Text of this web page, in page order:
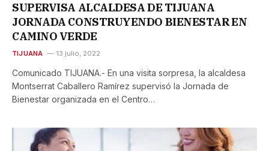
SUPERVISA ALCALDESA DE TIJUANA
JORNADA CONSTRUYENDO BIENESTAR EN
CAMINO VERDE
TIJUANA 13 julio, 2022
Comunicado TIJUANA.- En una visita sorpresa, la alcaldesa
Montserrat Caballero Ramírez supervisó la Jornada de
Bienestar organizada en el Centro…